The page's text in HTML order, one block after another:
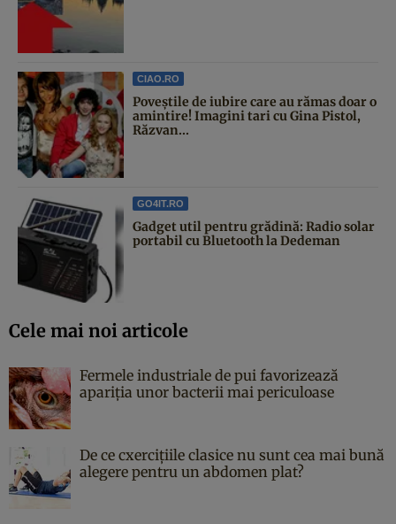
CIAO.RO
Poveştile de iubire care au rămas doar o
amintire! Imagini tari cu Gina Pistol,
Răzvan...
GO4IT.RO
Gadget util pentru grădină: Radio solar
portabil cu Bluetooth la Dedeman
Cele mai noi articole
Fermele industriale de pui favorizează
apariția unor bacterii mai periculoase
De ce cxercițiile clasice nu sunt cea mai bună
alegere pentru un abdomen plat?